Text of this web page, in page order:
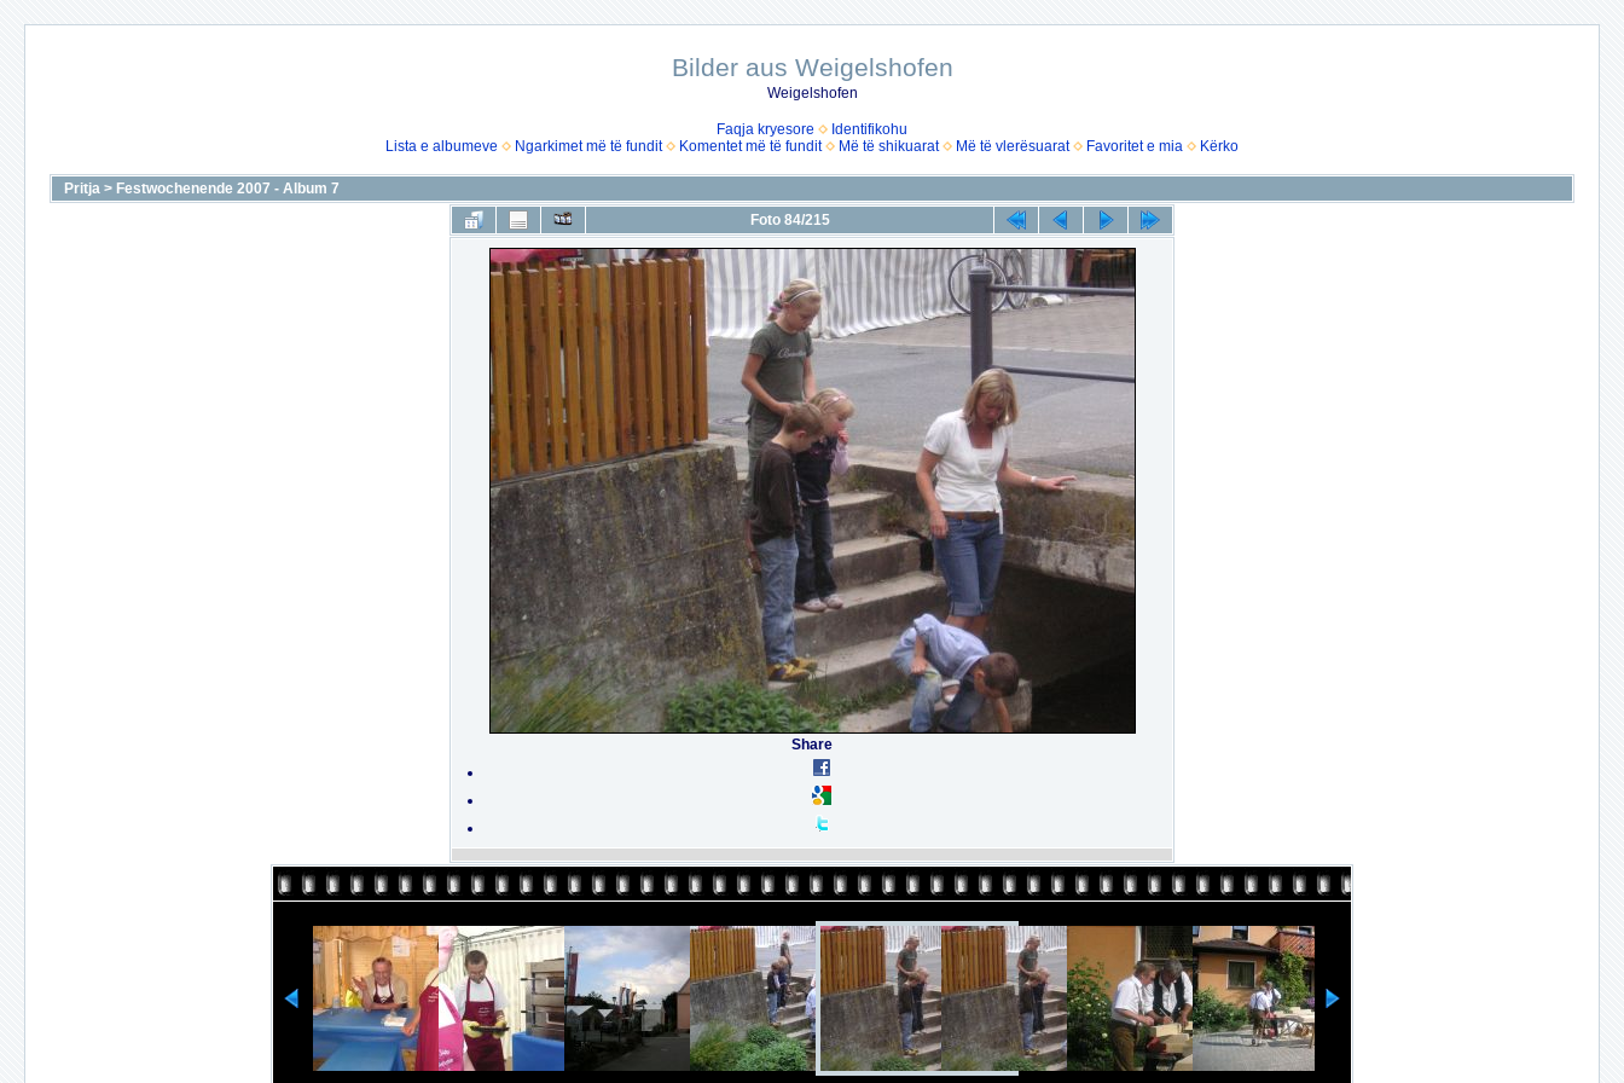
Bilder aus Weigelshofen
Weigelshofen
Faqja kryesore
Identifikohu
Lista e albumeve
Ngarkimet më të fundit Komentet më të fundit Më të shikuarat Më të vlerësuarat Favoritet e mia Kërko
Pritja > Festwochenende 2007 - Album 7
Foto 84/215
Share